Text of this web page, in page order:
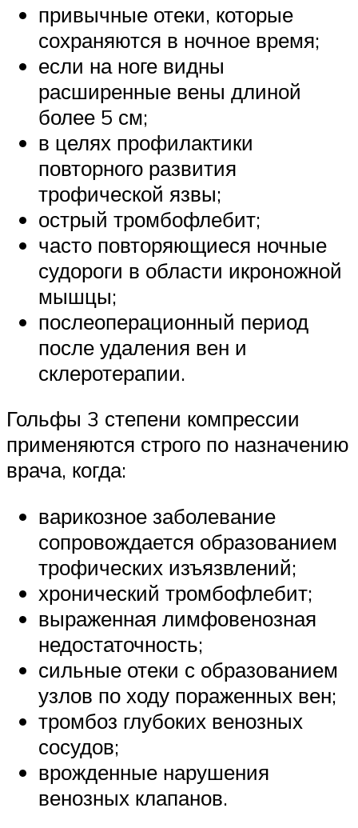
привычные отеки, которые
сохраняются в ночное время;
если на ноге видны
расширенные вены длиной
более 5 см;
в целях профилактики
повторного развития
трофической язвы;
острый тромбофлебит;
часто повторяющиеся ночные
судороги в области икроножной
мышцы;
послеоперационный период
после удаления вен и
склеротерапии.
Гольфы 3 степени компрессии
применяются строго по назначению
врача, когда:
варикозное заболевание
сопровождается образованием
трофических изъязвлений;
хронический тромбофлебит;
выраженная лимфовенозная
недостаточность;
сильные отеки с образованием
узлов по ходу пораженных вен;
тромбоз глубоких венозных
сосудов;
врожденные нарушения
венозных клапанов.